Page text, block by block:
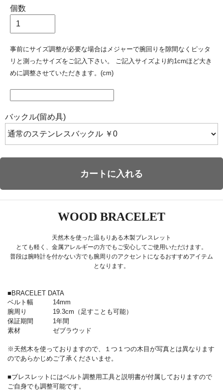
個数
事前にサイズ調整が必要な場合はメジャーで腕回りを隙間なくピッタ
リと測ったサイズをご記入下さい。 ご記入サイズより約1cmほど大き
めに調整させていただきます。(cm)
バックル(留め具)
カートに入れる
WOOD BRACELET
天然木を使った温もりある木製ブレスレット
とても軽く、金属アレルギーの方でもご安心してご使用いただけます。
普段は腕時計を付かない方でも腕周りのアクセントになるおすすめアイテム
となります。
■BRACELET DATA
ベルト幅 14mm
腕周り 19.3cm（足すことも可能）
保証期間 1年間
素材 ゼブラウッド
※天然木を使っておりますので、１つ１つの木目が写真とは異なります
のであらかじめご了承くださいませ。
■ブレスレットにはベルト調整用工具と説明書が付属しておりますので
ご自身でも調整可能です。